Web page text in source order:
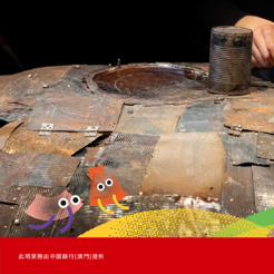
世盃帶動中國競彩六周銷售833億元
央視累計觀看量超700億次